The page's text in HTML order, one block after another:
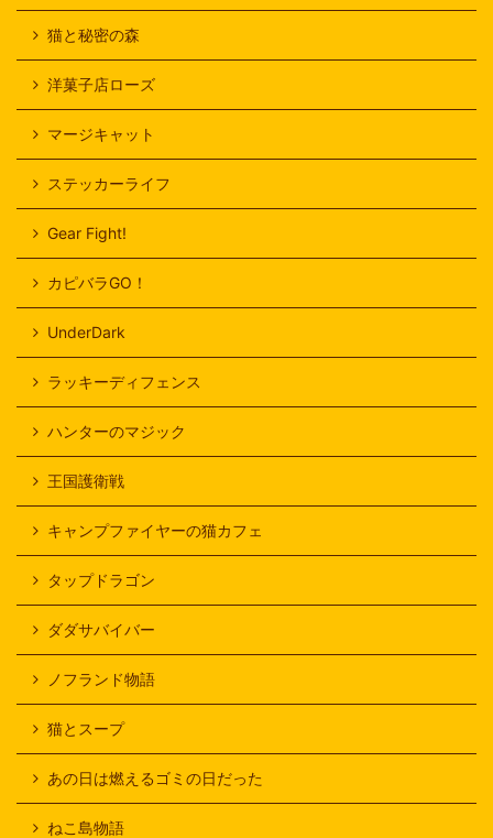
猫と秘密の森
洋菓子店ローズ
マージキャット
ステッカーライフ
Gear Fight!
カピバラGO！
UnderDark
ラッキーディフェンス
ハンターのマジック
王国護衛戦
キャンプファイヤーの猫カフェ
タップドラゴン
ダダサバイバー
ノフランド物語
猫とスープ
あの日は燃えるゴミの日だった
ねこ島物語